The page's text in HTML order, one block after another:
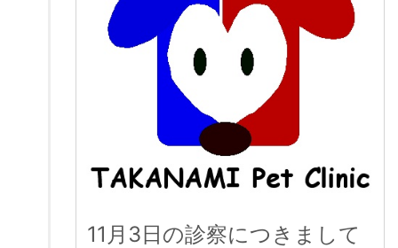
11月3日の診察につきまして